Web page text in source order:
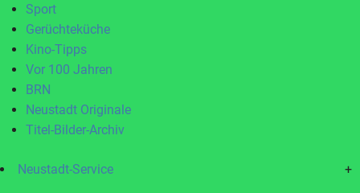
Sport
Gerüchteküche
Kino-Tipps
Vor 100 Jahren
BRN
Neustadt Originale
Titel-Bilder-Archiv
Neustadt-Service +